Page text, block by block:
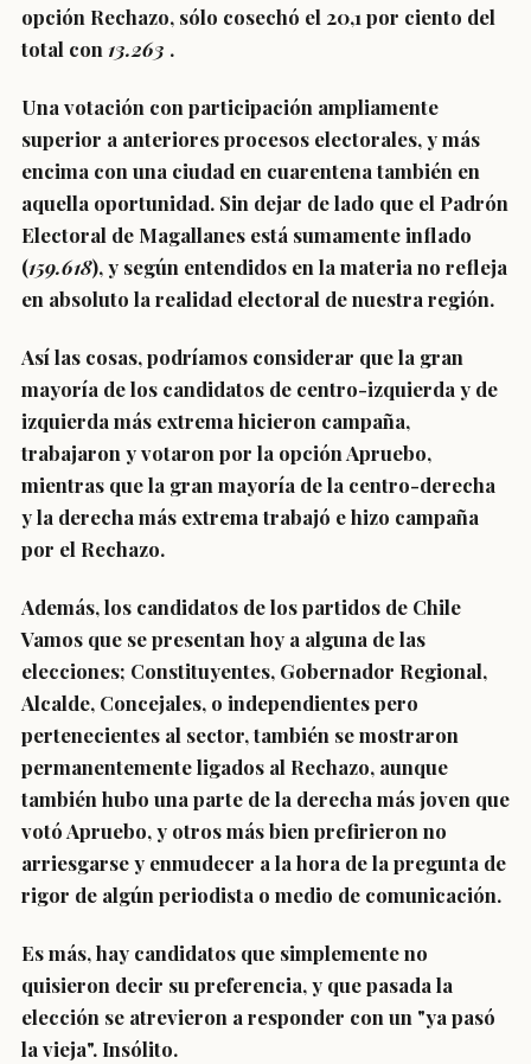
opción Rechazo, sólo cosechó el 20,1 por ciento del
total con 13.263 .
Una votación con participación ampliamente
superior a anteriores procesos electorales, y más
encima con una ciudad en cuarentena también en
aquella oportunidad. Sin dejar de lado que el Padrón
Electoral de Magallanes está sumamente inflado
(159.618), y según entendidos en la materia no refleja
en absoluto la realidad electoral de nuestra región.
Así las cosas, podríamos considerar que la gran
mayoría de los candidatos de centro-izquierda y de
izquierda más extrema hicieron campaña,
trabajaron y votaron por la opción Apruebo,
mientras que la gran mayoría de la centro-derecha
y la derecha más extrema trabajó e hizo campaña
por el Rechazo.
Además, los candidatos de los partidos de Chile
Vamos que se presentan hoy a alguna de las
elecciones; Constituyentes, Gobernador Regional,
Alcalde, Concejales, o independientes pero
pertenecientes al sector, también se mostraron
permanentemente ligados al Rechazo, aunque
también hubo una parte de la derecha más joven que
votó Apruebo, y otros más bien prefirieron no
arriesgarse y enmudecer a la hora de la pregunta de
rigor de algún periodista o medio de comunicación.
Es más, hay candidatos que simplemente no
quisieron decir su preferencia, y que pasada la
elección se atrevieron a responder con un "ya pasó
la vieja". Insólito.